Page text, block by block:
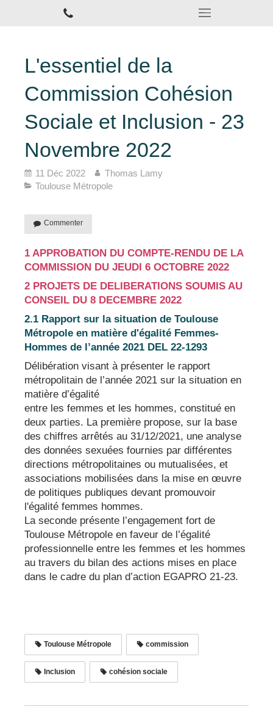
L'essentiel de la
Commission Cohésion
Sociale et Inclusion - 23
Novembre 2022
11 Déc 2022
Thomas Lamy
Toulouse Métropole
Commenter
1 APPROBATION DU COMPTE-RENDU DE LA
COMMISSION DU JEUDI 6 OCTOBRE 2022
2 PROJETS DE DELIBERATIONS SOUMIS AU
CONSEIL DU 8 DECEMBRE 2022
2.1 Rapport sur la situation de Toulouse
Métropole en matière d'égalité Femmes-
Hommes de l’année 2021 DEL 22-1293
Délibération visant à présenter le rapport
métropolitain de l’année 2021 sur la situation en
matière d’égalité
entre les femmes et les hommes, constitué en
deux parties. La première propose, sur la base
des chiffres arrêtés au 31/12/2021, une analyse
des données sexuées fournies par différentes
directions métropolitaines ou mutualisées, et
associations mobilisées dans la mise en œuvre
de politiques publiques devant promouvoir
l'égalité femmes hommes.
La seconde présente l’engagement fort de
Toulouse Métropole en faveur de l’égalité
professionnelle entre les femmes et les hommes
au travers du bilan des actions mises en place
dans le cadre du plan d’action EGAPRO 21-23.
Toulouse Métropole commission
Inclusion cohésion sociale